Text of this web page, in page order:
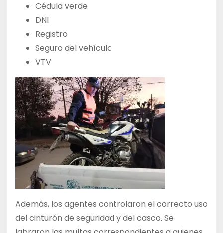
Cédula verde
DNI
Registro
Seguro del vehículo
VTV
Además, los agentes controlaron el correcto uso
del cinturón de seguridad y del casco. Se